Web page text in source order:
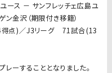
ース － サンフレッチェ広島ユ
金沢（期限付き移籍）
点)／J3リーグ 71試合(13
ーすることとなりました。